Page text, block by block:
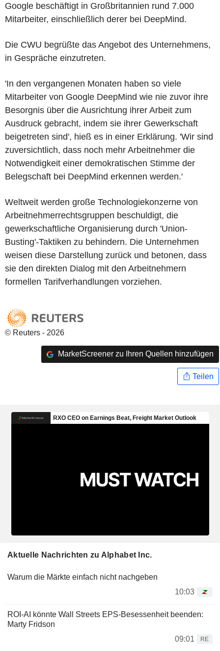
Google beschäftigt in Großbritannien rund 7.000
Mitarbeiter, einschließlich derer bei DeepMind.
Die CWU begrüßte das Angebot des Unternehmens,
in Gespräche einzutreten.
'In den vergangenen Monaten haben so viele
Mitarbeiter von Google DeepMind wie nie zuvor ihre
Besorgnis über die Ausrichtung ihrer Arbeit zum
Ausdruck gebracht, indem sie ihrer Gewerkschaft
beigetreten sind', hieß es in einer Erklärung. 'Wir sind
zuversichtlich, dass noch mehr Arbeitnehmer die
Notwendigkeit einer demokratischen Stimme der
Belegschaft bei DeepMind erkennen werden.'
Weltweit werden große Technologiekonzerne von
Arbeitnehmerrechtsgruppen beschuldigt, die
gewerkschaftliche Organisierung durch 'Union-
Busting'-Taktiken zu behindern. Die Unternehmen
weisen diese Darstellung zurück und betonen, dass
sie den direkten Dialog mit den Arbeitnehmern
formellen Tarifverhandlungen vorziehen.
© Reuters - 2026
MarketScreener zu Ihren Quellen hinzufügen
Teilen
Aktuelle Nachrichten zu Alphabet Inc.
Warum die Märkte einfach nicht nachgeben
10:03
ROI-AI könnte Wall Streets EPS-Besessenheit beenden:
Marty Fridson
09:01
RE